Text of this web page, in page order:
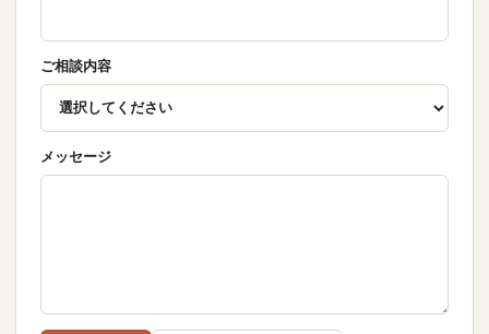
ご相談内容
メッセージ